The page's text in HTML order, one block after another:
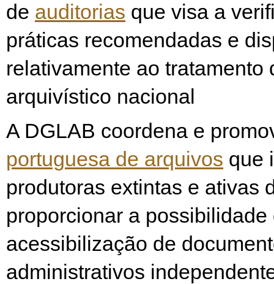
de auditorias que visa a
práticas recomendadas e
relativamente ao tratamento
arquivístico nacional
A DGLAB coordena e
portuguesa de arquivos que
produtoras extintas e ativas
proporcionar a possibilidade
acessibilização de
administrativos